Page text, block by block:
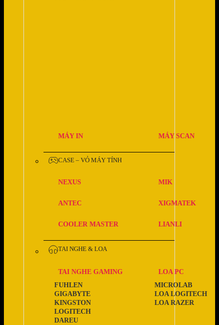
MÁY IN MÁY SCAN
CASE – VỎ MÁY TÍNH
NEXUS MIK
ANTEC XIGMATEK
COOLER MASTER LIANLI
TAI NGHE & LOA
TAI NGHE GAMING
DAREU
LOGITECH
KINGSTON
GIGABYTE
FUHLEN
LOA PC
LOA RAZER
LOA LOGITECH
MICROLAB